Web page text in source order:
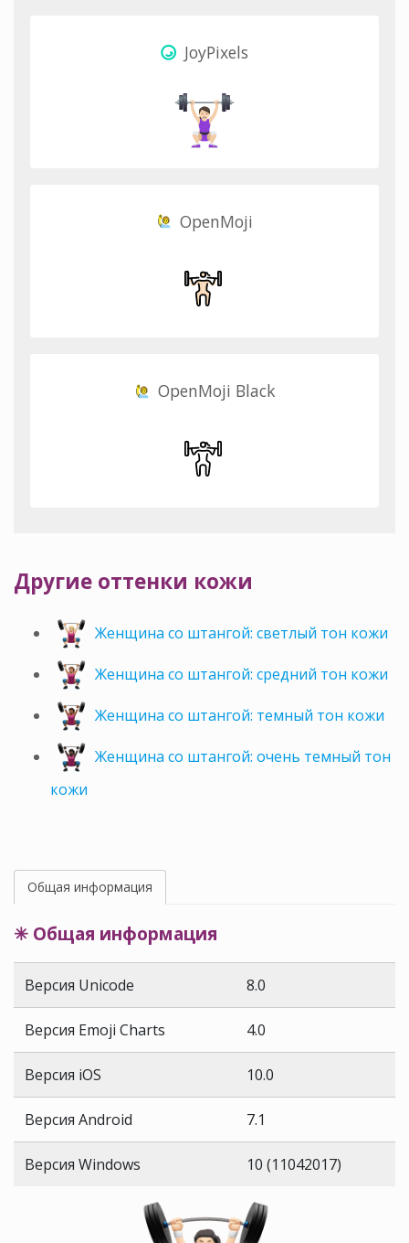
JoyPixels
OpenMoji
OpenMoji Black
Другие оттенки кожи
Женщина со штангой: светлый тон кожи
Женщина со штангой: средний тон кожи
Женщина со штангой: темный тон кожи
Женщина со штангой: очень темный тон
кожи
Общая информация
✳ Общая информация
Версия Unicode 8.0
Версия Emoji Charts 4.0
Версия iOS 10.0
Версия Android 7.1
Версия Windows 10 (11042017)